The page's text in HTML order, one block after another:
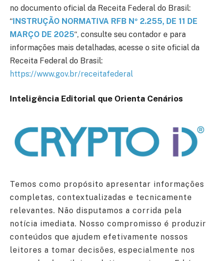
no documento oficial da Receita Federal do Brasil:
“INSTRUÇÃO NORMATIVA RFB Nº 2.255, DE 11 DE
MARÇO DE 2025“, consulte seu contador e para
informações mais detalhadas, acesse o site oficial da
Receita Federal do Brasil:
https://www.gov.br/receitafederal
Inteligência Editorial que Orienta Cenários
Temos como propósito apresentar informações
completas, contextualizadas e tecnicamente
relevantes. Não disputamos a corrida pela
notícia imediata. Nosso compromisso é produzir
conteúdos que ajudem efetivamente nossos
leitores a tomar decisões, especialmente nos